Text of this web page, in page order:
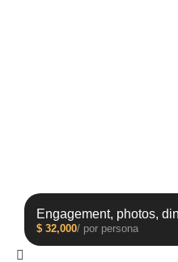
Engagement, photos,
$ 32,000/ por persona